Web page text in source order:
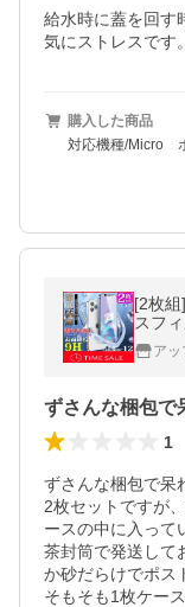
給水時に蓋を回す
気にストレスです。
購入した商品
対応機種/Micro
[2枚
スフ
ne8
20アッ
1
ずさんな梱包で呆
2枚セットですが
ースの中に入って
茶封筒で発送して
か砂だらけでポス
そもそも1枚ケー